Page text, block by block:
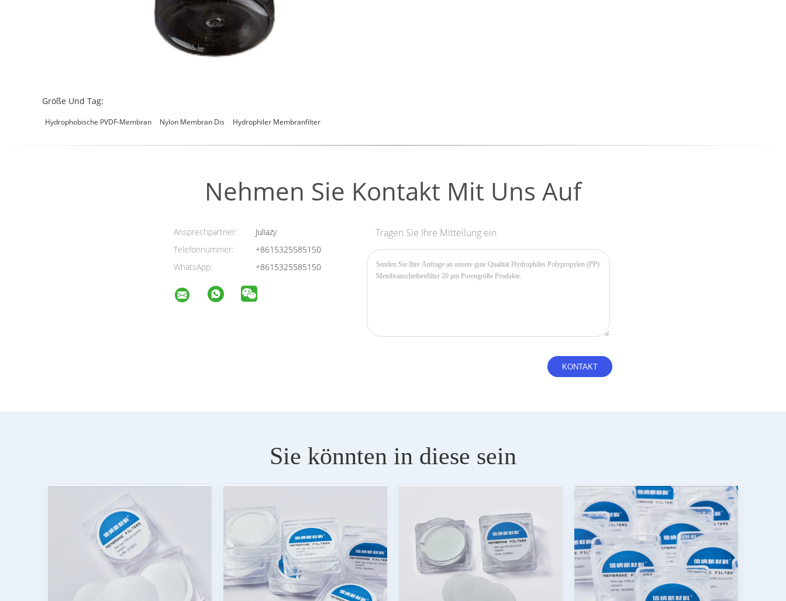
Größe Und Tag:
Hydrophobische PVDF-Membran Nylon Membran Dis Hydrophiler Membranfilter
Nehmen Sie Kontakt Mit Uns Auf
Ansprechpartner:
Juliazy
Telefonnummer:
+8615325585150
WhatsApp:
+8615325585150
Tragen Sie Ihre Mitteilung ein
Sie könnten in diese sein